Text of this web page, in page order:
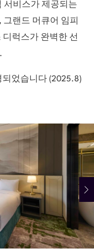
서비스가 제공되는
랜드 머큐어 임피
럭스가 완벽한 선
되었습니다 (2025.8)